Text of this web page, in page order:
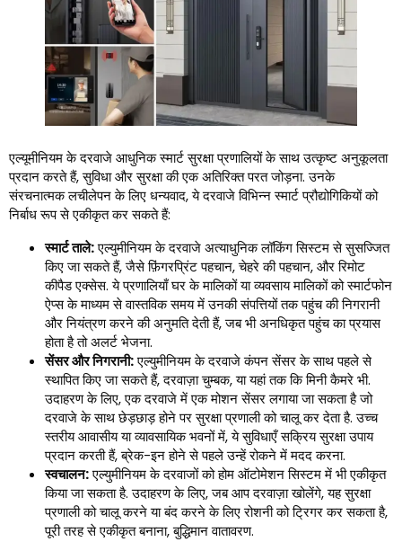
एल्यूमीनियम के दरवाजे आधुनिक स्मार्ट सुरक्षा प्रणालियों के साथ उत्कृष्ट अनुकूलता
प्रदान करते हैं, सुविधा और सुरक्षा की एक अतिरिक्त परत जोड़ना. उनके
संरचनात्मक लचीलेपन के लिए धन्यवाद, ये दरवाजे विभिन्न स्मार्ट प्रौद्योगिकियों को
निर्बाध रूप से एकीकृत कर सकते हैं:
स्मार्ट ताले:एल्युमीनियम के दरवाजे अत्याधुनिक लॉकिंग सिस्टम से सुसज्जित
किए जा सकते हैं, जैसे फ़िंगरप्रिंट पहचान, चेहरे की पहचान, और रिमोट
कीपैड एक्सेस. ये प्रणालियाँ घर के मालिकों या व्यवसाय मालिकों को स्मार्टफोन
ऐप्स के माध्यम से वास्तविक समय में उनकी संपत्तियों तक पहुंच की निगरानी
और नियंत्रण करने की अनुमति देती हैं, जब भी अनधिकृत पहुंच का प्रयास
होता है तो अलर्ट भेजना.
सेंसर और निगरानी:एल्युमीनियम के दरवाजे कंपन सेंसर के साथ पहले से
स्थापित किए जा सकते हैं, दरवाज़ा चुम्बक, या यहां तक ​​कि मिनी कैमरे भी.
उदाहरण के लिए, एक दरवाजे में एक मोशन सेंसर लगाया जा सकता है जो
दरवाजे के साथ छेड़छाड़ होने पर सुरक्षा प्रणाली को चालू कर देता है. उच्च
स्तरीय आवासीय या व्यावसायिक भवनों में, ये सुविधाएँ सक्रिय सुरक्षा उपाय
प्रदान करती हैं, ब्रेक-इन होने से पहले उन्हें रोकने में मदद करना.
स्वचालन:एल्युमीनियम के दरवाजों को होम ऑटोमेशन सिस्टम में भी एकीकृत
किया जा सकता है. उदाहरण के लिए, जब आप दरवाज़ा खोलेंगे, यह सुरक्षा
प्रणाली को चालू करने या बंद करने के लिए रोशनी को ट्रिगर कर सकता है,
पूरी तरह से एकीकृत बनाना, बुद्धिमान वातावरण.